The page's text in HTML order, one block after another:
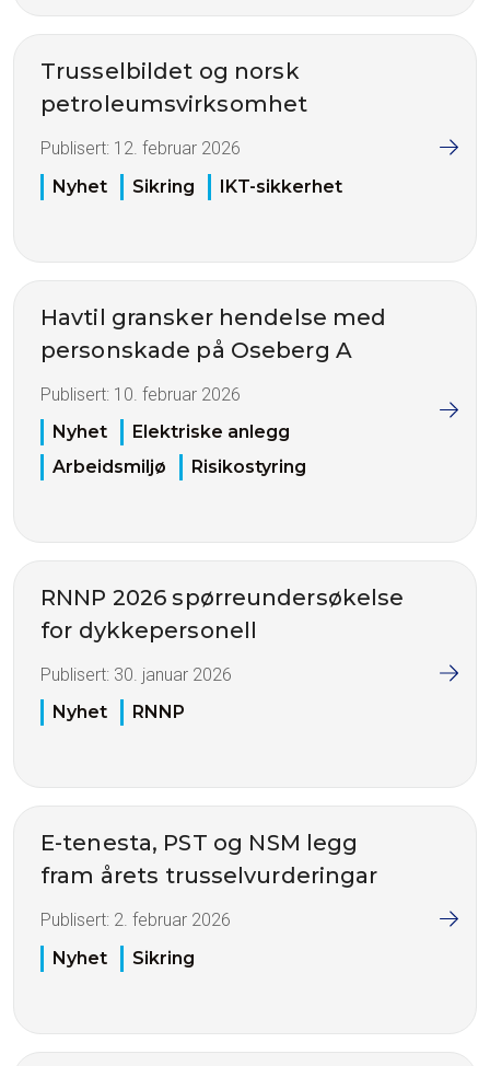
Trusselbildet og norsk
petroleumsvirksomhet
Publisert: 12. februar 2026
Nyhet
Sikring IKT-sikkerhet
Havtil gransker hendelse med
personskade på Oseberg A
Publisert: 10. februar 2026
Nyhet
Elektriske anlegg
Arbeidsmiljø
Risikostyring
RNNP 2026 spørreundersøkelse
for dykkepersonell
Publisert: 30. januar 2026
Nyhet
RNNP
E-tenesta, PST og NSM legg
fram årets trusselvurderingar
Publisert: 2. februar 2026
Nyhet
Sikring